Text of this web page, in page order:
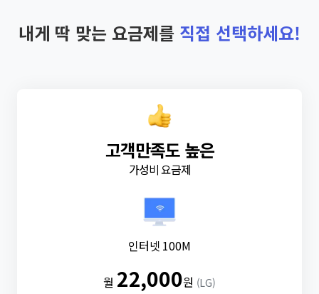
내게 딱 맞는 요금제를 직접 선택하세요!
고객만족도 높은
가성비 요금제
인터넷 100M
월 22,000원 (LG)